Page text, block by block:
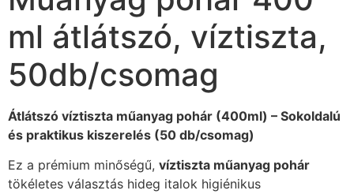
ml átlátszó, víztiszta,
50db/csomag
Átlátszó víztiszta műanyag pohár (400ml) – Sokoldalú
és praktikus kiszerelés (50 db/csomag)
Ez a prémium minőségű, víztiszta műanyag pohár
tökéletes választás hideg italok higiénikus